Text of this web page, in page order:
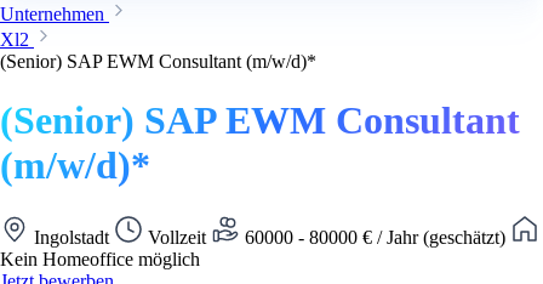
Unternehmen
Xl2
(Senior) SAP EWM Consultant (m/w/d)*
(Senior) SAP EWM Consultant
(m/w/d)*
Ingolstadt Vollzeit
60000 - 80000 € / Jahr (geschätzt)
Kein Homeoffice möglich